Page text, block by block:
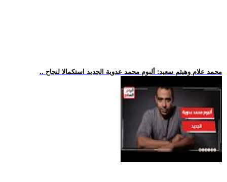
.. محمد علام وهيثم سعيد: ألبوم محمد عدوية الجديد استكمالا لنجاح